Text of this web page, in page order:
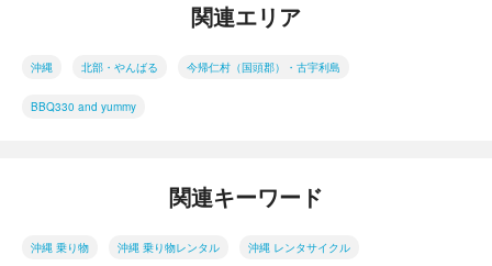
関連エリア
沖縄 北部・やんばる 今帰仁村（国頭郡）・古宇利島
BBQ330 and yummy
関連キーワード
沖縄 乗り物 沖縄 乗り物レンタル 沖縄 レンタサイクル